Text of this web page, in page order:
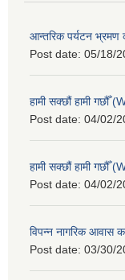
आन्तरिक पर्यटन भ्रमण
Post date: 05/18/
हामी सक्छौं हामी गछौँ
Post date: 04/02/
हामी सक्छौं हामी गछौँ
Post date: 04/02/
विपन्न नागरिक आवास
Post date: 03/30/